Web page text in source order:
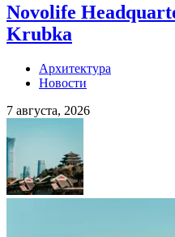
Novolife
Krubka
Архитектура
Новости
7 августа, 2026